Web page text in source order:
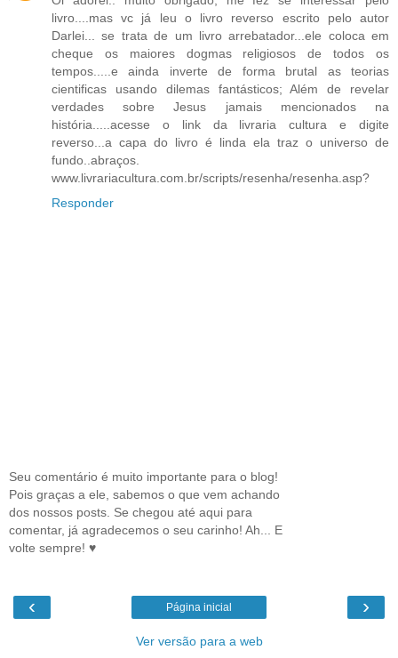
livro....mas vc já leu o livro reverso escrito pelo autor
Darlei... se trata de um livro arrebatador...ele coloca em
cheque os maiores dogmas religiosos de todos os
tempos.....e ainda inverte de forma brutal as teorias
cientificas usando dilemas fantásticos; Além de revelar
verdades sobre Jesus jamais mencionados na
história.....acesse o link da livraria cultura e digite
reverso...a capa do livro é linda ela traz o universo de
fundo..abraços.
www.livrariacultura.com.br/scripts/resenha/resenha.asp?
Responder
Seu comentário é muito importante para o blog!
Pois graças a ele, sabemos o que vem achando
dos nossos posts. Se chegou até aqui para
comentar, já agradecemos o seu carinho! Ah... E
volte sempre! ♥
‹ ›
Página inicial
Ver versão para a web